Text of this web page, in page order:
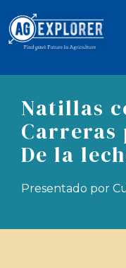
Natillas
Carreras
De la
Presentado por